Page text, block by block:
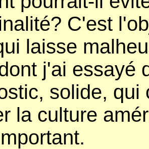
C'est
laisse
j'ai essayé
solide,
la culture